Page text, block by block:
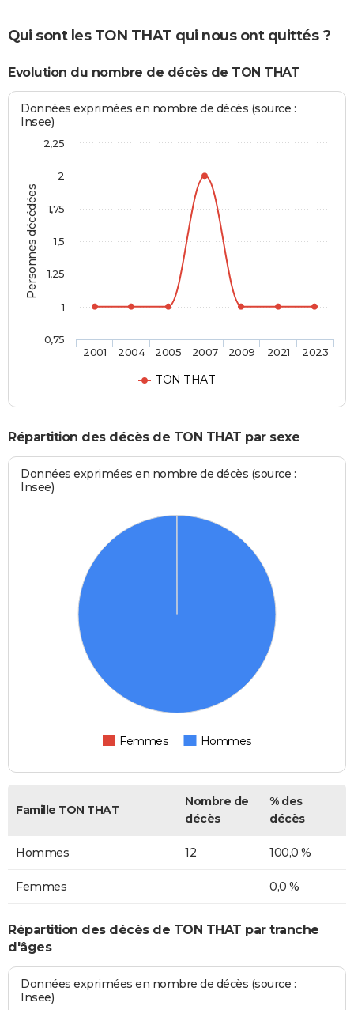
Qui sont les TON THAT qui nous ont quittés ?
Evolution du nombre de décès de TON THAT
Personnes décédées
Données exprimées en nombre de décès (source :
Insee)
TON THAT
2001 2004 2005 2007 2009 2021 2023
0,75
1
1,25
1,5
1,75
2
2,25
Répartition des décès de TON THAT par sexe
Données exprimées en nombre de décès (source :
Insee)
Femmes Hommes
Famille TON THAT
Nombre de
décès
% des
décès
Hommes 12 100,0 %
Femmes 0,0 %
Répartition des décès de TON THAT par tranche
d'âges
Données exprimées en nombre de décès (source :
Insee)